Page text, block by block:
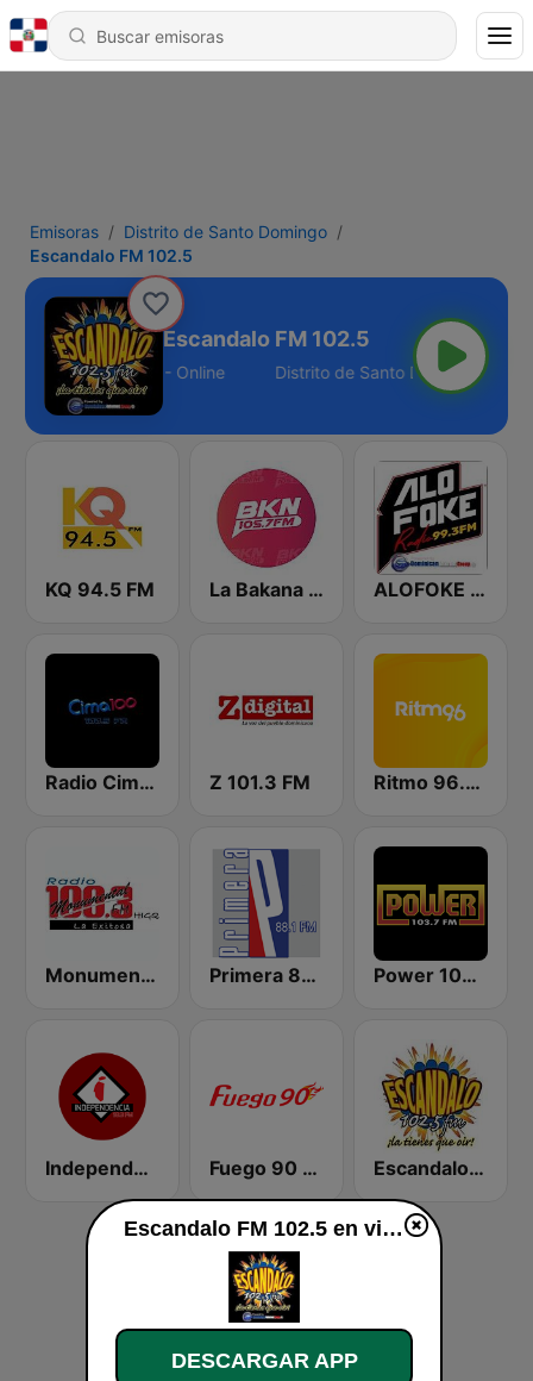
Emisoras
Distrito de Santo Domingo
Escandalo FM 102.5
Escandalo FM 102.5
de Santo Domingo - Online
KQ 94.5 FM La Bakana FM ALOFOKE 99.3 FM
Radio Cima 100.5 FM Z 101.3 FM Ritmo 96.5 FM
Monumental 100.3 FM Primera 88.1 FM Power 103.7 FM
Independencia FM Fuego 90 La Salsera Escandalo 102
Escandalo FM 102.5 en vivo
DESCARGAR APP